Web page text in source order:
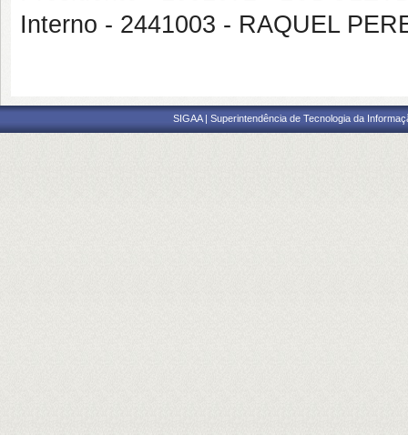
Interno - 2441003 - RAQUEL
SIGAA | Superintendência de Tecnologia da